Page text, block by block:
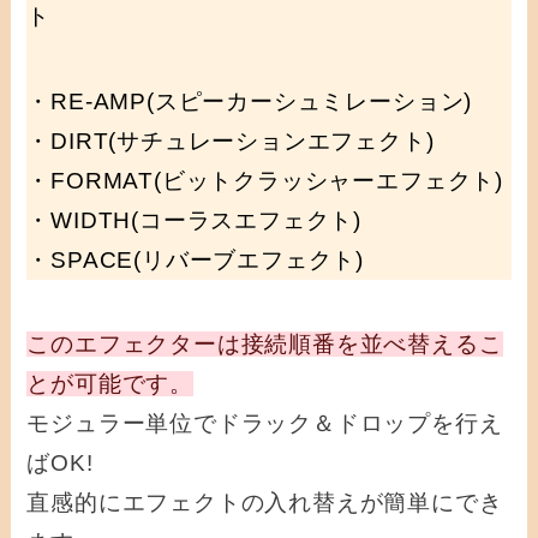
ト
・RE-AMP(スピーカーシュミレーション)
・DIRT(サチュレーションエフェクト)
・FORMAT(ビットクラッシャーエフェクト)
・WIDTH(コーラスエフェクト)
・SPACE(リバーブエフェクト)
このエフェクターは接続順番を並べ替えるこ
とが可能です。
モジュラー単位でドラック＆ドロップを行え
ばOK!
直感的にエフェクトの入れ替えが簡単にでき